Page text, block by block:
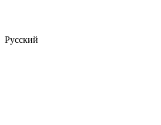
Русский